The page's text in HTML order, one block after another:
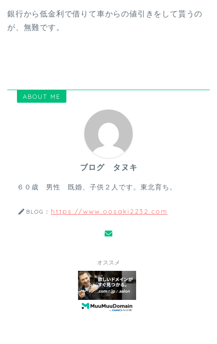
銀行から低金利で借りて車からの値引きをして貰うの
が、無難です。
ABOUT ME
ブログ タヌキ
６０歳 男性 既婚、子供２人です。東北育ち。
BLOG： https://www.oosaki2232.com
オススメ